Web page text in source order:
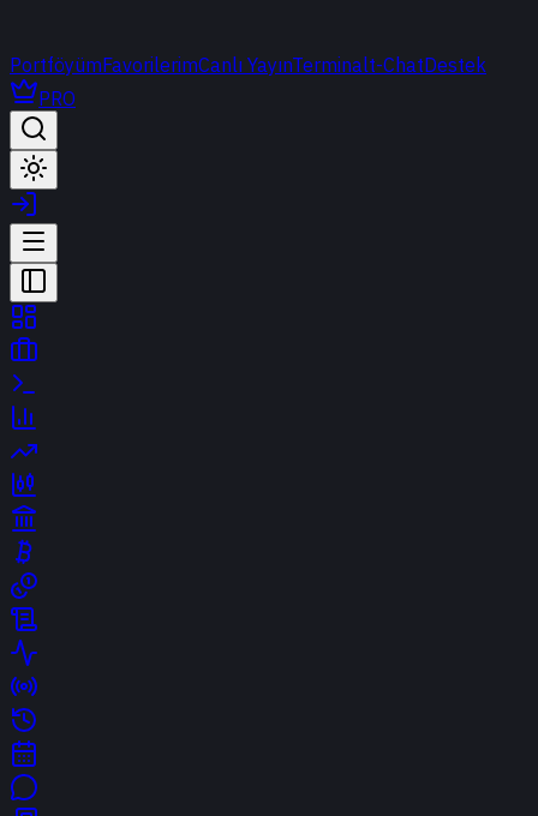
PortföyümFavorilerimCanlı YayınTerminalt-ChatDestek
PRO